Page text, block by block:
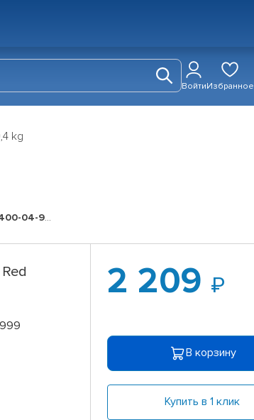
ВойтиИзбранное
kg
04-999
2 209
В корзину
Купить в 1 клик